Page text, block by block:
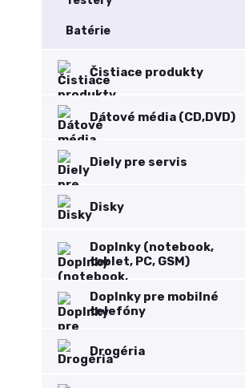
Batérie
Čistiace produkty
Dátové média (CD,DVD)
Diely pre servis
Disky
Doplnky (notebook,
tablet, PC, GSM)
Doplnky pre mobilné
telefóny
Drogéria